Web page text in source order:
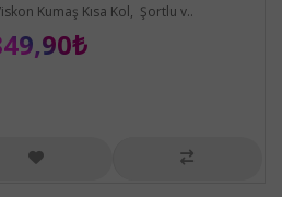
Kumaş Kısa Kol, Şortlu v..